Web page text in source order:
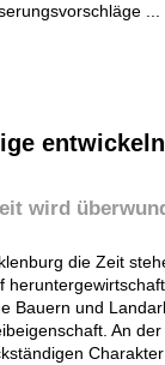
...
wird
die Zeit
Bauern und
An